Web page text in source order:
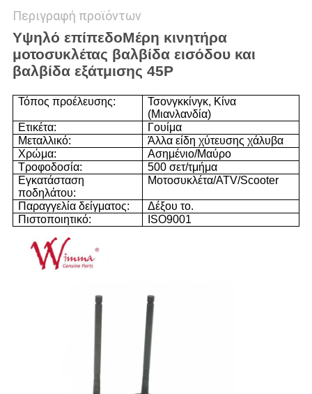
Περιγραφή προϊόντων
Υψηλό επίπεδοΜέρη κινητήρα
μοτοσυκλέτας βαλβίδα εισόδου και
βαλβίδα εξάτμισης 45P
Τόπος προέλευσης:
Τσονγκκίνγκ, Κίνα
(Μιανλανδία)
Ετικέτα:
Γουίμα
Μεταλλικό:
Άλλα είδη χύτευσης χάλυβα
Χρώμα:
Ασημένιο/Μαύρο
Τροφοδοσία:
500 σετ/τμήμα
Εγκατάσταση
ποδηλάτου:
Μοτοσυκλέτα/ATV/Scooter
Παραγγελία δείγματος:
Δέξου το.
Πιστοποιητικό:
ISO9001